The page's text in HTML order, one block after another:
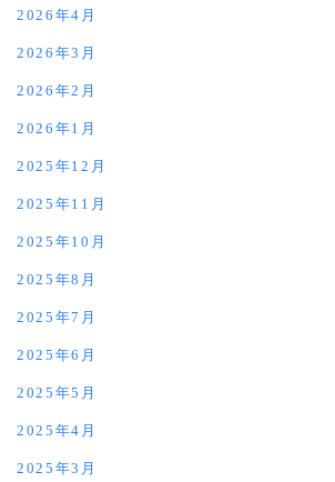
2026年4月
2026年3月
2026年2月
2026年1月
2025年12月
2025年11月
2025年10月
2025年8月
2025年7月
2025年6月
2025年5月
2025年4月
2025年3月